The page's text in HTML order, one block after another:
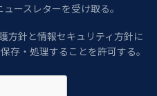
ースレターを受け取る。
方針と情報セキュリティ方針に
存・処理することを許可する。